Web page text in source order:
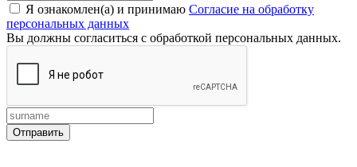
Я ознакомлен(а) и принимаю Согласие на обработку
персональных данных
Вы должны согласиться с обработкой персональных данных.